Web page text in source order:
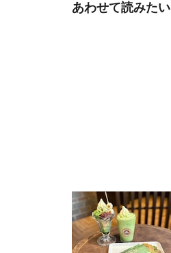
あわせて読みたい